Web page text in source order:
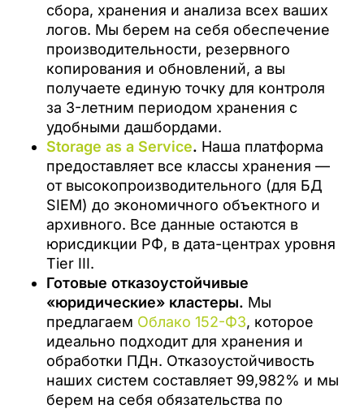
сбора, хранения и анализа всех ваших
логов. Мы берем на себя обеспечение
производительности, резервного
копирования и обновлений, а вы
получаете единую точку для контроля
за 3-летним периодом хранения с
удобными дашбордами.
Storage as a Service. Наша платформа
предоставляет все классы хранения —
от высокопроизводительного (для БД
SIEM) до экономичного объектного и
архивного. Все данные остаются в
юрисдикции РФ, в дата-центрах уровня
Tier III.
Готовые отказоустойчивые
«юридические» кластеры. Мы
предлагаем Облако 152-ФЗ, которое
идеально подходит для хранения и
обработки ПДн. Отказоустойчивость
наших систем составляет 99,982% и мы
берем на себя обязательства по